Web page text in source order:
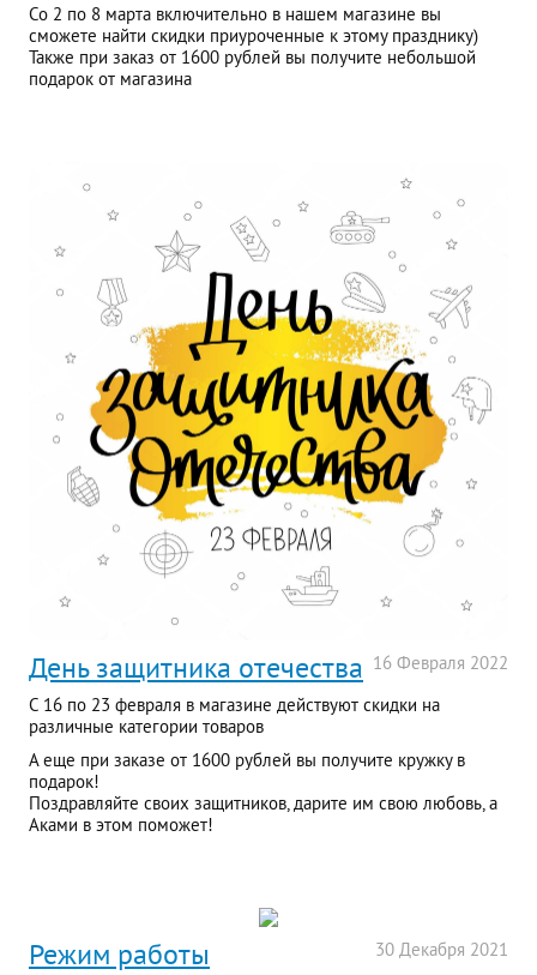
Со 2 по 8 марта включительно в нашем магазине вы
сможете найти скидки приуроченные к этому празднику)
Также при заказ от 1600 рублей вы получите небольшой
подарок от магазина
16 Февраля 2022
День защитника отечества
С 16 по 23 февраля в магазине действуют скидки на
различные категории товаров
А еще при заказе от 1600 рублей вы получите кружку в
подарок!
Поздравляйте своих защитников, дарите им свою любовь, а
Аками в этом поможет!
30 Декабря 2021
Режим работы